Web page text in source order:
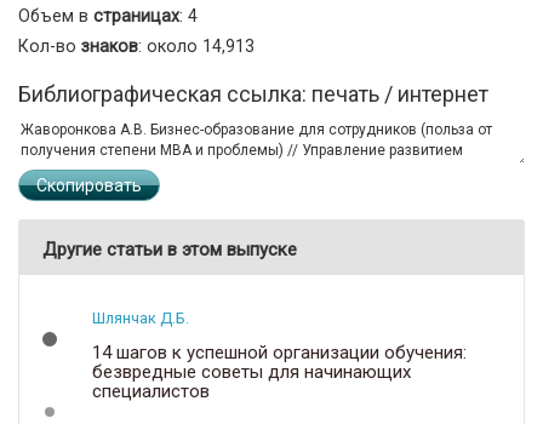
Объем в страницах: 4
Кол-во знаков: около 14,913
Библиографическая ссылка: печать / интернет
Скопировать
Другие статьи в этом выпуске
Шлянчак Д.Б.
14 шагов к успешной организации обучения:
безвредные советы для начинающих
специалистов